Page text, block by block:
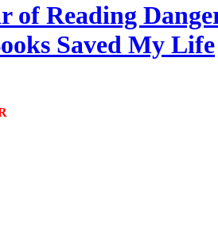
of Reading
Saved My Life